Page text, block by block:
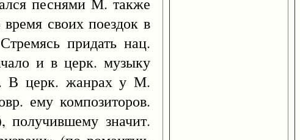
своих поездок в
придать нац.
и в церк. музыку
В церк. жанрах у М.
ему композиторов.
получившему значит.